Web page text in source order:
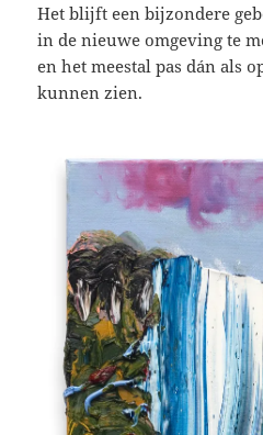
Het blijft een bijzondere
in de nieuwe omgeving te
en het meestal pas dán als
kunnen zien.